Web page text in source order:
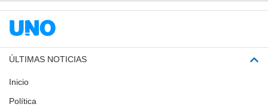
ÚLTIMAS NOTICIAS
Inicio
Política